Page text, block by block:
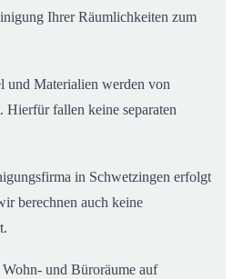
Ihrer Räumlichkeiten zum
und Materialien werden von
Hierfür fallen keine separaten
in Schwetzingen erfolgt
berechnen auch keine
und Büroräume auf